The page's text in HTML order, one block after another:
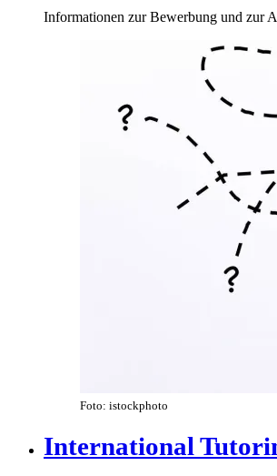
Informationen zur Bewerbung und zur
Foto: istockphoto
International